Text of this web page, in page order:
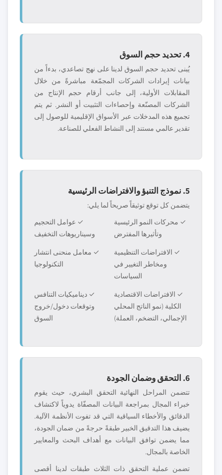
4. تحديد حجم السوق
يُبنى تحديد حجم السوق لدينا على نهج تصاعدي، بدءاً من
بيانات إيرادات الشركات المجمّعة مباشرةً من خلال
المقابلات الأولية، إلى جانب أرقام حجم الإنتاج من
الشركات المصنّعة وإحصاءات التثبيت أو النشر. ثم يتم
تجميع هذه المدخلات عبر الأسواق الإقليمية للوصول إلى
تقدير عالمي مستند إلى النشاط الفعلي للصناعة.
5. نموذج التنبؤ والافتراضات الرئيسية
يتضمن كل توقع توثيقاً صريحاً لما يلي:
✓ محركات النمو الرئيسية
وتأثيرها المفترض
✓ عوامل التحجيم
وسيناريوهات التخفيف
✓ الافتراضات التنظيمية
ومخاطر التغيير في
السياسات
✓ معامل منحنى انتشار
التكنولوجيا
✓ الافتراضات الاقتصادية
الكلية (نمو الناتج المحلي
الإجمالي، التضخم، العملة)
✓ ديناميكيات التنافس
وتوقعات دخول/خروج
السوق
6. التحقق وضمان الجودة
تتضمن المراحل النهائية التحقق البشري، حيث يقوم
خبراء المجال بمراجعة البيانات المصفّاة يدوياً لاكتشاف
الدقائق والأخطاء السياقية التي قد تفوت الأنظمة الآلية.
يضيف هذا التدقيق الخبير طبقةً حرجةً من ضمان الجودة،
مما يضمن توافق البيانات مع أهداف البحث والمعايير
الخاصة بالمجال.
تضمن عملية التحقق ذات الثلاث طبقات لدينا أقصى